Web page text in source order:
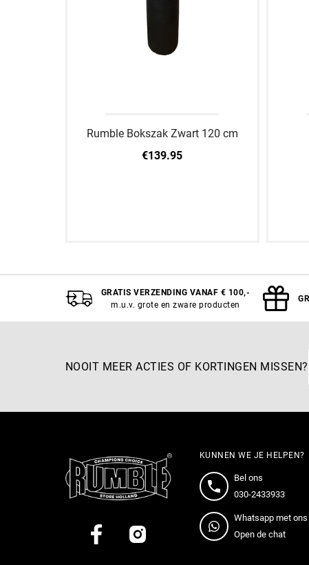
Rumble Bokszak Zwart 120 cm
€139.95
GRATIS VERZENDING VANAF € 100,-
m.u.v. grote en zware producten
NOOIT MEER ACTIES OF KORTINGEN MISSEN?
KUNNEN WE JE HELPEN?
Bel ons
030-2433933
Whatsapp met ons
Open de chat